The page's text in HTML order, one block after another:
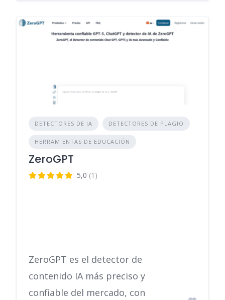
DETECTORES DE IA DETECTORES DE PLAGIO
HERRAMIENTAS DE EDUCACIÓN
ZeroGPT
5,0 (1)
ZeroGPT es el detector de
contenido IA más preciso y
confiable del mercado, con